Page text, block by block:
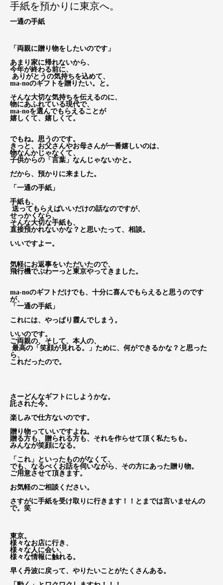
手紙を預かりに東京へ。
一通の手紙
「両親に贈り物をしたいのです」
あまり家に帰れないから、
今年が終わる前に、
ありがとうの気持ちを込めて、
ma-noのギフトを贈りたい。と。
そんな大切な気持ちを伝えるのに、
物にあふれている現代で、
ma-noを選んでもらえることが
嬉しくて、嬉しくて。
でもね。思うのです。
きっと、お父さんやお母さんが一番嬉しいのは、
物なんかじゃなくて、
子供からの「言葉」なんじゃないかと。
だから、預かりに来ました。
「一通の手紙」
手紙も、
送ってもらえばいいだけの話なのですが、
せっかくなら、
そんな大切な手紙も、
直接預かれないかな？と思いたって、相談。
いいですよー。
気軽にお返事をいただいたので、
飛行機でぷわーっと東京やってきました。
ma-noのギフトだけでも、十分に喜んでもらえると思うのです
が、
「一通の手紙」
これには、やっぱり霞んでしまう。
いいのです。
ご両親の、そして、本人の、
最高の「笑顔が見れる。」ために、何ができるかな？と思った
ら、
これだったので。
さーどんなギフトにしようかな。
託された今。
楽しみで仕方ないのです。
贈り物っていいですよね。
贈る方も、贈られる方も、それを作らせて頂く私たちも。
みんなが笑顔になる。
「これ」といったものがなくて、
でも、なるべくお話を伺いながら、その方にあった贈り物。
ご用意させて頂きます。
お気軽のご相談ください。
さすがに手紙を受け取りに行きます！！とまでは言いませんの
で。笑
東京。
様々なお店に行き、
様々な人に会い、
様々な情報に触れる。
早く丹波に戻って、やりたいことがたくさんある。